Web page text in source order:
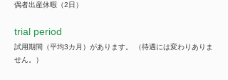
偶者出産休暇（2日）
trial period
試用期間（平均3カ月）があります。 （待遇には変わりありま
せん。）